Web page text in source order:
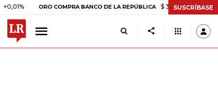
ORO COMPRA BANCO DE LA REPÚBLICA $ 399.745,16 +$ 2.295,71
SUSCRÍBASE